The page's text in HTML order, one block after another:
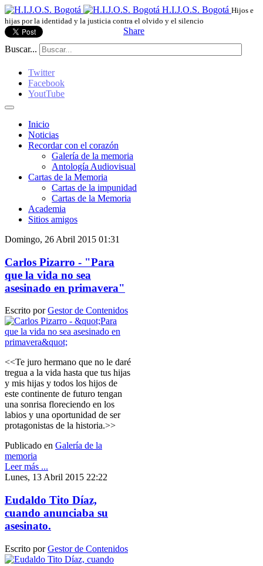
H.I.J.O.S. Bogotá Hijos e
hijas por la identidad y la justicia contra el olvido y el silencio
Share
Buscar...
Twitter
Facebook
YoutTube
Inicio
Noticias
Recordar con el corazón
Galería de la memoria
Antología Audiovisual
Cartas de la Memoria
Cartas de la impunidad
Cartas de la Memoria
Academia
Sitios amigos
Domingo, 26 Abril 2015 01:31
Carlos Pizarro - "Para
que la vida no sea
asesinado en primavera"
Escrito porGestor de Contenidos
<<Te juro hermano que no le daré
tregua a la vida hasta que tus hijas
y mis hijas y todos los hijos de
este continente de futuro tengan
una sonrisa floreciendo en los
labios y una oportunidad de ser
protagonistas de la historia.>>
Publicado en Galería de la
memoria
Leer más ...
Lunes, 13 Abril 2015 22:22
Eudaldo Tito Díaz,
cuando anunciaba su
asesinato.
Escrito porGestor de Contenidos